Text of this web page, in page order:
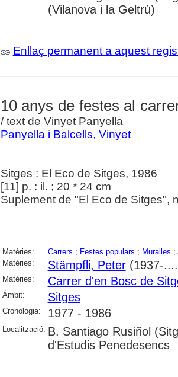
(Vilanova i la Geltrú)
Enllaç permanent a aquest
10 anys de festes al
/ text de Vinyet Panyella
Panyella i Balcells, Vinyet
Sitges : El Eco de Sitges, 1986
[11] p. : il. ; 20 * 24 cm
Suplement de "El Eco de Sitges",
Matèries: Carrers ; Festes populars ; Muralles ;
Matèries:
Stämpfli, Peter(1937-
Matèries: Carrer d'en Bosc de
Àmbit: Sitges
Cronologia: 1977 - 1986
Localització: B. Santiago Rusiñol
d'Estudis Penedesencs